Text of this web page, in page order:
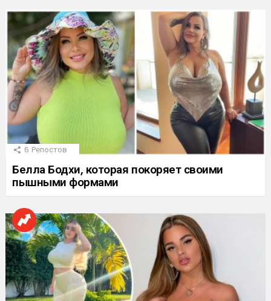
6 Репостов
Белла Бодхи, которая покоряет своими
пышными формами